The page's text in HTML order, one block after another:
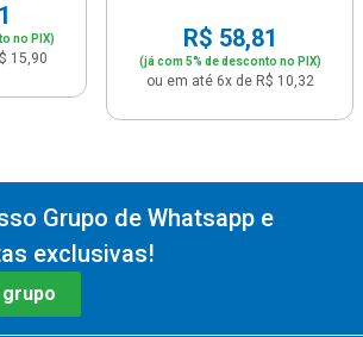
no PIX)
15,90
R$ 58,81
(já com 5% de desconto no PIX)
ou em até 6x de R$ 10,32
Grupo de Whatsapp e
exclusivas!